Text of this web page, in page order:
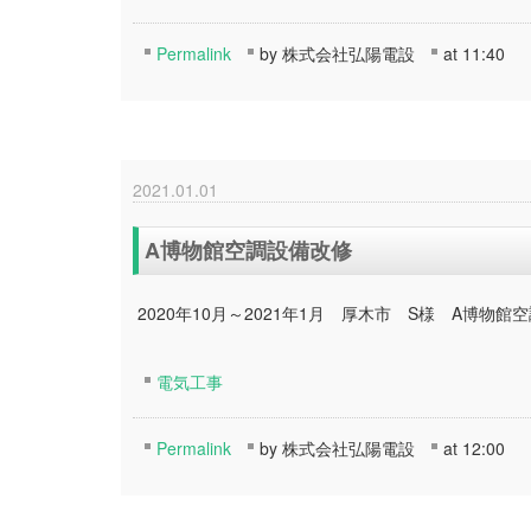
Permalink by 株式会社弘陽電設 at 11:40
2021.01.01
A博物館空調設備改修
2020年10月～2021年1月 厚木市 S様 A博物館空
電気工事
Permalink by 株式会社弘陽電設 at 12:00